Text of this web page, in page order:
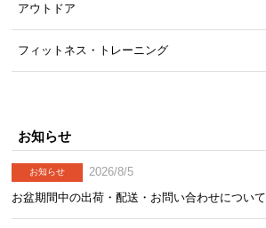
アウトドア
フィットネス・トレーニング
お知らせ
お知らせ
2026/8/5
お盆期間中の出荷・配送・お問い合わせについて